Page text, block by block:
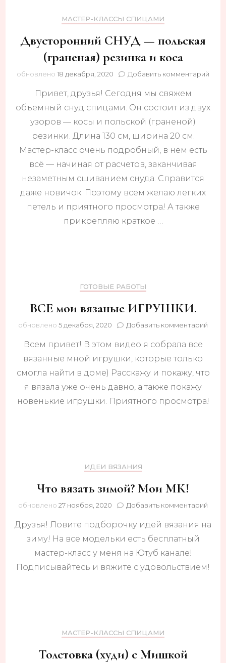
МАСТЕР-КЛАССЫ СПИЦАМИ
Двусторонний СНУД — польская
(граненая) резинка и коса
обновлено 18 декабря, 2020 Добавить комментарий
Привет, друзья! Сегодня мы свяжем
объемный снуд спицами. Он состоит из двух
узоров — косы и польской (граненой)
резинки. Длина 130 см, ширина 20 см.
Мастер-класс очень подробный, в нем есть
всё — начиная от расчетов, заканчивая
незаметным сшиванием снуда. Справится
даже новичок. Поэтому всем желаю легких
петель и приятного просмотра! А также
прикрепляю краткое …
ГОТОВЫЕ РАБОТЫ
ВСЕ мои вязаные ИГРУШКИ.
обновлено 5 декабря, 2020 Добавить комментарий
Всем привет! В этом видео я собрала все
вязанные мной игрушки, которые только
смогла найти в доме) Расскажу и покажу, что
я вязала уже очень давно, а также покажу
новенькие игрушки. Приятного просмотра!
ИДЕИ ВЯЗАНИЯ
Что вязать зимой? Мои МК!
обновлено 27 ноября, 2020 Добавить комментарий
Что
МК!
Друзья! Ловите подборочку идей вязания на
зиму! На все модельки есть бесплатный
мастер-класс у меня на Ютуб канале!
Подписывайтесь и вяжите с удовольствием!
МАСТЕР-КЛАССЫ СПИЦАМИ
Толстовка (худи) с Мишкой